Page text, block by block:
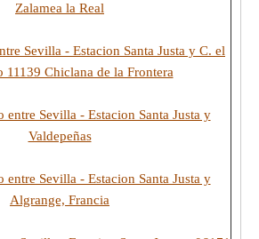
Zalamea la Real
Sevilla - Estacion Santa Justa y C. el
11139 Chiclana de la Frontera
entre Sevilla - Estacion Santa Justa y
Valdepeñas
entre Sevilla - Estacion Santa Justa y
Algrange, Francia